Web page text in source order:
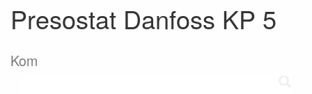
Presostat Danfoss KP 5
Kom